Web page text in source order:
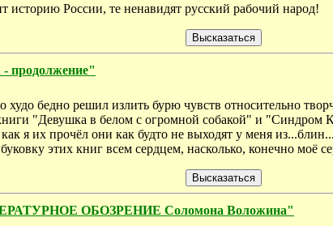
историю России, те ненавидят русский рабочий народ!
худо бедно решил излить бурю чувств относительно
"Девушка в белом с огромной собакой" и "Синдром
я их прочёл они как будто не выходят у меня
этих книг всем сердцем, насколько, конечно моё
ОБОЗРЕНИЕ Соломона Воложина"